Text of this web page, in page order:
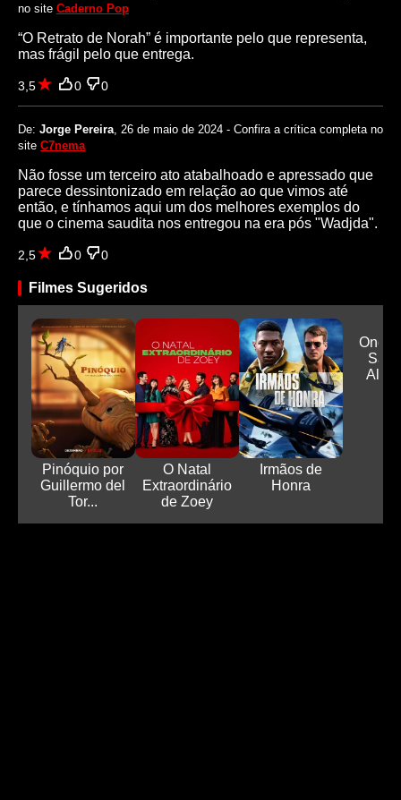
no site Caderno Pop
“O Retrato de Norah” é importante pelo que representa,
mas frágil pelo que entrega.
3,5 0 0
De: Jorge Pereira , 26 de maio de 2024 - Confira a crítica completa no
site C7nema
Não fosse um terceiro ato atabalhoado e apressado que
parece dessintonizado em relação ao que vimos até
então, e tínhamos aqui um dos melhores exemplos do
que o cinema saudita nos entregou na era pós "Wadjda".
2,5 0 0
Filmes Sugeridos
Pinóquio por
Guillermo del
Tor...
O Natal
Extraordinário
de Zoey
Irmãos de
Honra
One